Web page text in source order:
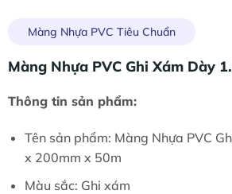
Màng Nhựa PVC Tiêu Chuẩn
Màng Nhựa PVC Ghi Xám Dày
Thông tin sản phẩm:
Tên sản phẩm: Màng Nhựa PVC
x 200mm x 50m
Màu sắc: Ghi xám